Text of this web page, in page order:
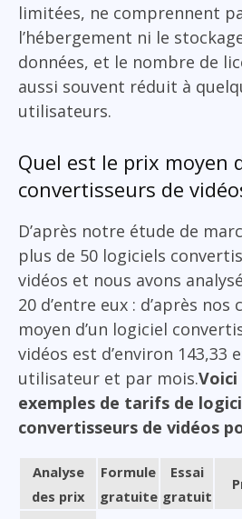
limitées, ne comprennent
l’hébergement ni le
données, et le nombre de
aussi souvent réduit à
utilisateurs.
Quel est le prix moyen
convertisseurs de
D’après notre étude de
plus de 50 logiciels
vidéos et nous avons
20 d’entre eux : d’après nos
moyen d’un logiciel
vidéos est d’environ 143,33
utilisateur et par mois.Voici
exemples de tarifs de
convertisseurs de vidéos
Analyse
des prix
Formule
gratuite
Essai
gratuit